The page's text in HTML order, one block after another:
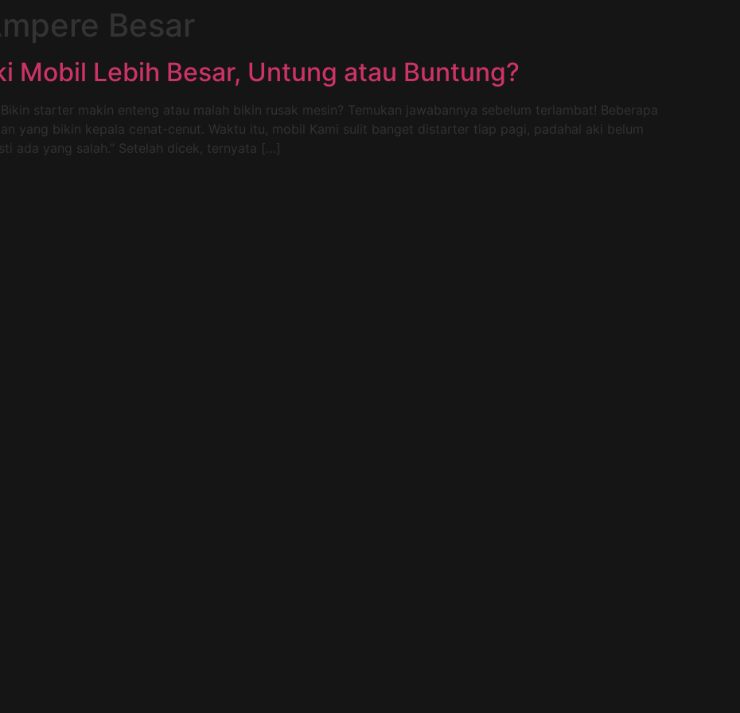
Besar
Mobil Lebih Besar, Untung atau Buntung?
starter makin enteng atau malah bikin rusak mesin? Temukan jawabannya sebelum terlambat! Beberapa
yang bikin kepala cenat-cenut. Waktu itu, mobil Kami sulit banget distarter tiap pagi, padahal aki belum
ada yang salah.” Setelah dicek, ternyata […]